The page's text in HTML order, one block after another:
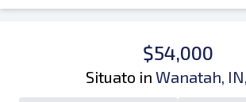
$54,000
Situato in Wanatah,